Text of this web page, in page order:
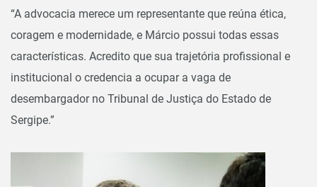
“A advocacia merece um representante que reúna ética,
coragem e modernidade, e Márcio possui todas essas
características. Acredito que sua trajetória profissional e
institucional o credencia a ocupar a vaga de
desembargador no Tribunal de Justiça do Estado de
Sergipe.”